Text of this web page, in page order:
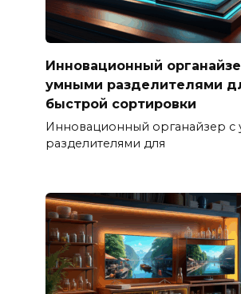
Инновационный
умными разделителями
быстрой сортировки
Инновационный органайзер с
разделителями для